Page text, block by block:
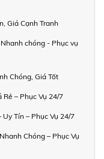
Giá Cạnh Tranh
chóng - Phục vụ
Chóng, Giá Tốt
Rẻ – Phục Vụ 24/7
Uy Tín – Phục Vụ 24/7
Chóng – Phục Vụ